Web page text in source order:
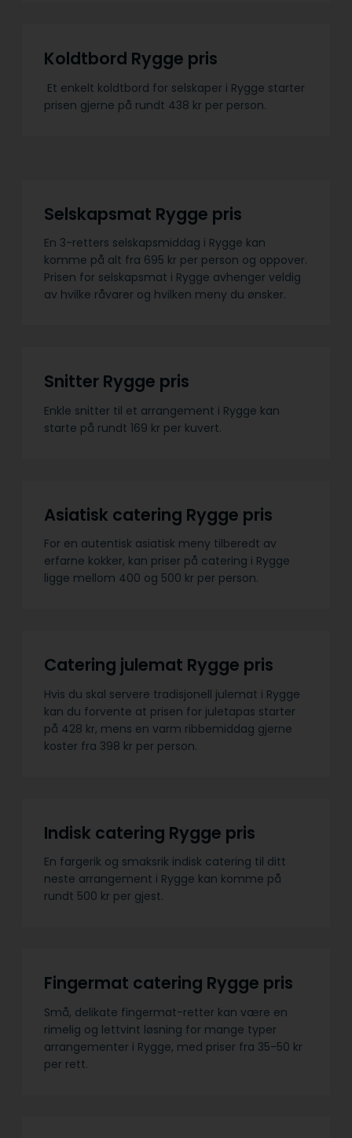
Koldtbord Rygge pris
Et enkelt koldtbord for selskaper i Rygge starter
prisen gjerne på rundt 438 kr per person.
Selskapsmat Rygge pris
En 3-retters selskapsmiddag i Rygge kan
komme på alt fra 695 kr per person og oppover.
Prisen for selskapsmat i Rygge avhenger veldig
av hvilke råvarer og hvilken meny du ønsker.
Snitter Rygge pris
Enkle snitter til et arrangement i Rygge kan
starte på rundt 169 kr per kuvert.
Asiatisk catering Rygge pris
For en autentisk asiatisk meny tilberedt av
erfarne kokker, kan priser på catering i Rygge
ligge mellom 400 og 500 kr per person.
Catering julemat Rygge pris
Hvis du skal servere tradisjonell julemat i Rygge
kan du forvente at prisen for juletapas starter
på 428 kr, mens en varm ribbemiddag gjerne
koster fra 398 kr per person.
Indisk catering Rygge pris
En fargerik og smaksrik indisk catering til ditt
neste arrangement i Rygge kan komme på
rundt 500 kr per gjest.
Fingermat catering Rygge pris
Små, delikate fingermat-retter kan være en
rimelig og lettvint løsning for mange typer
arrangementer i Rygge, med priser fra 35-50 kr
per rett.